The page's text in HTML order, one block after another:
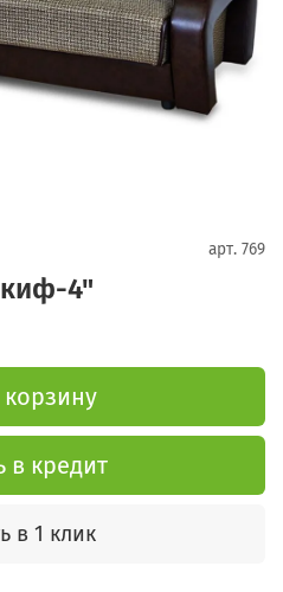
арт. 769
4"
корзину
в кредит
в 1 клик